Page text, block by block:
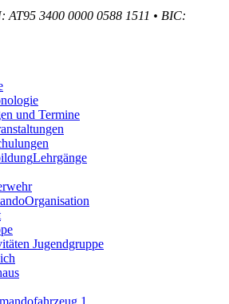
AT95 3400 0000 0588 1511 • BIC:
und Termine
Lehrgänge
Organisation
Jugendgruppe
1